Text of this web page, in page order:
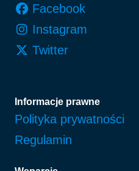
Facebook
Instagram
Twitter
Informacje prawne
Polityka prywatności
Regulamin